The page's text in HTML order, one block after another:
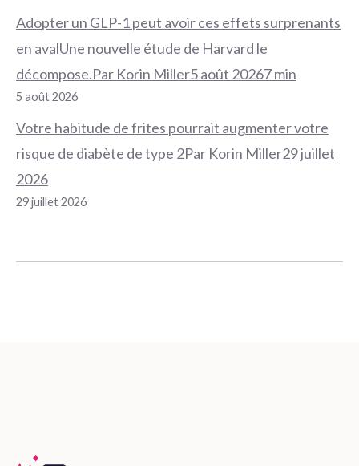
Adopter un GLP-1 peut avoir ces effets surprenants
en avalUne nouvelle étude de Harvard le
décompose.Par Korin Miller5 août 20267 min
5 août 2026
Votre habitude de frites pourrait augmenter votre
risque de diabète de type 2Par Korin Miller29 juillet
2026
29 juillet 2026